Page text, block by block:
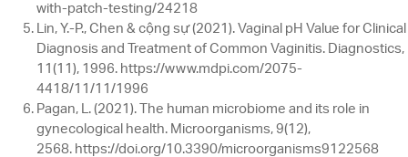
with-patch-testing/24218
Lin, Y.-P., Chen & cộng sự (2021). Vaginal pH Value for Clinical
Diagnosis and Treatment of Common Vaginitis. Diagnostics,
11(11), 1996. https://www.mdpi.com/2075-
4418/11/11/1996
Pagan, L. (2021). The human microbiome and its role in
gynecological health. Microorganisms, 9(12),
2568. https://doi.org/10.3390/microorganisms9122568